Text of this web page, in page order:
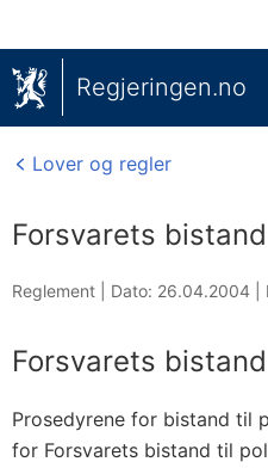
Regjeringen.no
Lover og regler
Forsvarets
Reglement | Dato: 26.04.2004
Forsvarets
Prosedyrene for bistand til
for Forsvarets bistand til